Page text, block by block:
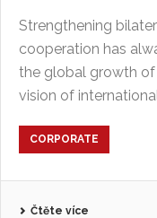
Strengthening
cooperation has
the global growth of
vision of
CORPORATE
Čtěte více